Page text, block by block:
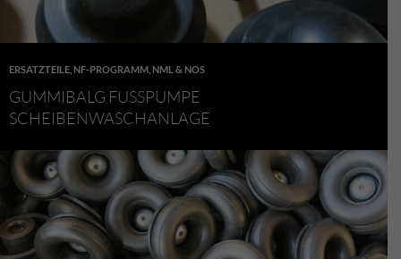
ERSATZTEILE NF-PROGRAMM NML & NOS
GUMMIBALG FUSSPUMPE S
CHEIBENWASCHANLAGE